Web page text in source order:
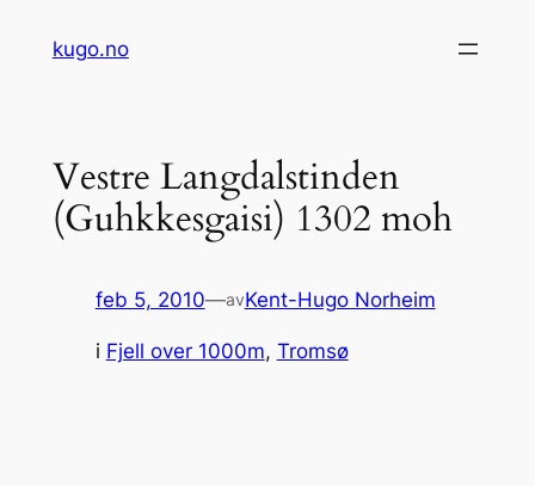
kugo.no
Vestre Langdalstinden
(Guhkkesgaisi) 1302 moh
feb 5, 2010—avKent-Hugo Norheim
i Fjell over 1000m, Tromsø